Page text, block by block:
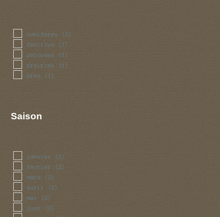
coniferes (3)
feuillus (1)
pelouses (1)
prairies (1)
pres (1)
Saison
janvier (2)
fevrier (2)
mars (2)
avril (2)
mai (2)
juin (3)